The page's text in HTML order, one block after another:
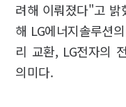
려해 이뤄졌다"고 밝
해 LG에너지솔루션
리 교환, LG전자의
의미다.